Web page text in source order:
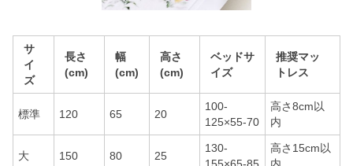
サ
イ
ズ
長さ
(cm)
幅
(cm)
高さ
(cm)
ベッドサ
イズ
推奨マッ
トレス
標準 120 65 20
100-
125×55-70
高さ8cm以
内
大 150 80 25
130-
高さ15cm以